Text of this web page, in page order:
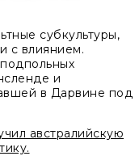
субкультуры,
с влиянием.
и
в Дарвине под
австралийскую